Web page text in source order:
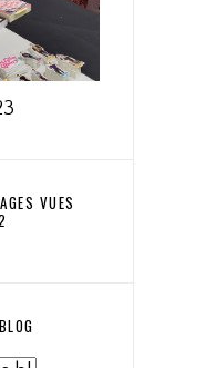
VUES